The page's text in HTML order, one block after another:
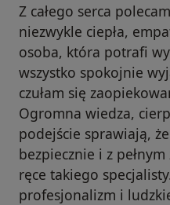
Z całego serca
niezwykle ciepła,
osoba, która potrafi
wszystko spokojnie
czułam się
Ogromna wiedza,
podejście sprawiają,
bezpiecznie i z
ręce takiego
profesjonalizm i